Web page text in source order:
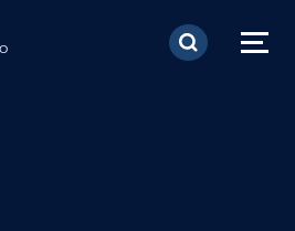
Přejít k hlavnímu